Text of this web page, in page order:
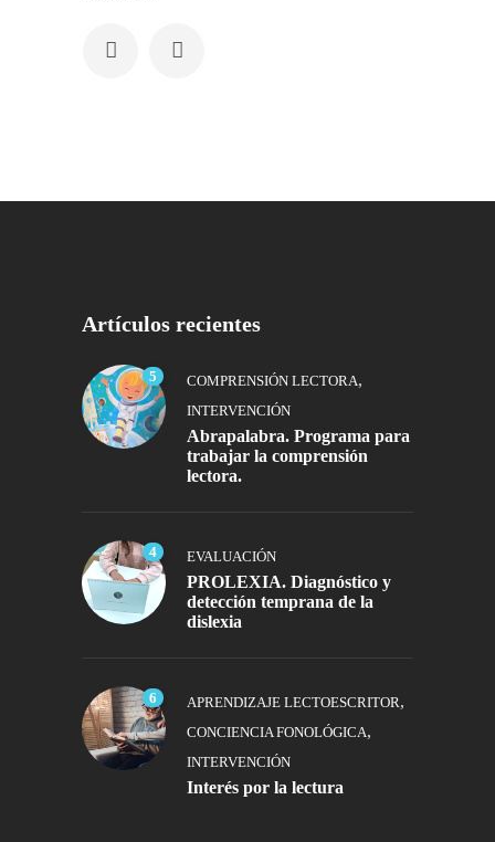
Artículos recientes
5 COMPRENSIÓN LECTORA,
INTERVENCIÓN
Abrapalabra. Programa para
trabajar la comprensión
lectora.
4 EVALUACIÓN
PROLEXIA. Diagnóstico y
detección temprana de la
dislexia
6 APRENDIZAJE LECTOESCRITOR,
CONCIENCIA FONOLÓGICA,
INTERVENCIÓN
Interés por la lectura